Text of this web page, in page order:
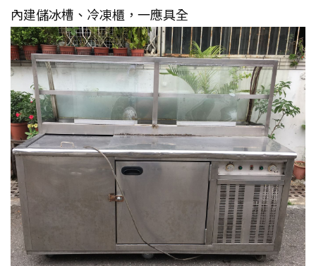
內建儲冰槽、冷凍櫃，一應具全